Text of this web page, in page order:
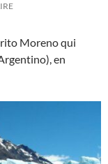
Moreno qui
en